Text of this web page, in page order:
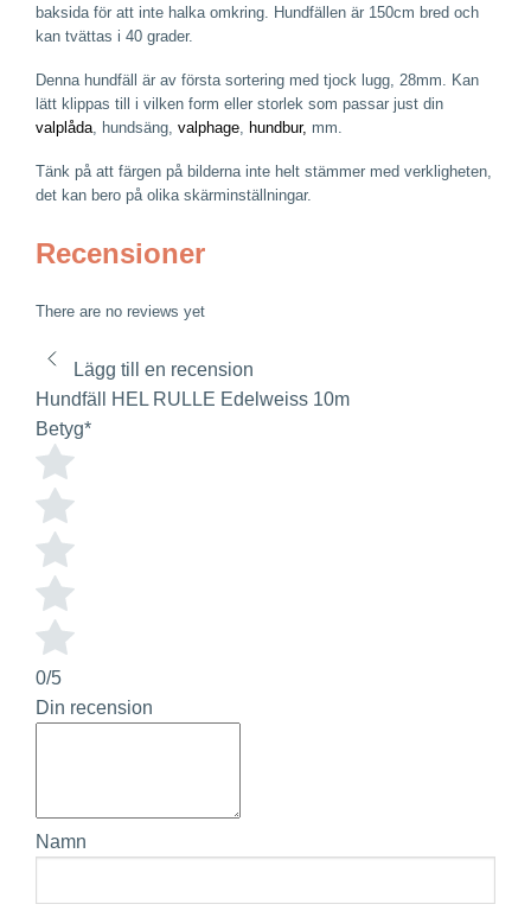
baksida för att inte halka omkring. Hundfällen är 150cm bred och
kan tvättas i 40 grader.
Denna hundfäll är av första sortering med tjock lugg, 28mm. Kan
lätt klippas till i vilken form eller storlek som passar just din
valplåda, hundsäng, valphage, hundbur, mm.
Tänk på att färgen på bilderna inte helt stämmer med verkligheten,
det kan bero på olika skärminställningar.
Recensioner
There are no reviews yet
Lägg till en recension
Hundfäll HEL RULLE Edelweiss 10m
Betyg*
0/5
Din recension
Namn